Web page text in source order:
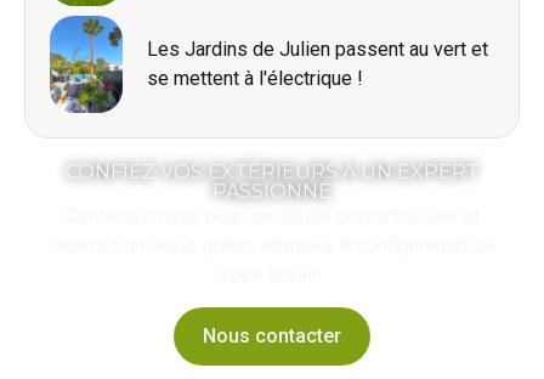
Les Jardins de Julien passent au vert et
se mettent à l'électrique !
CONFIEZ VOS EXTÉRIEURS À UN EXPERT
PASSIONNÉ
Nous contacter